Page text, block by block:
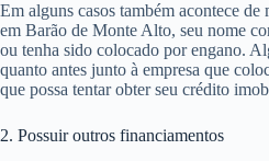
Em alguns casos também acontece
em Barão de Monte Alto, seu nome
ou tenha sido colocado por engano.
quanto antes junto à empresa que
que possa tentar obter seu crédito
2. Possuir outros financiamentos